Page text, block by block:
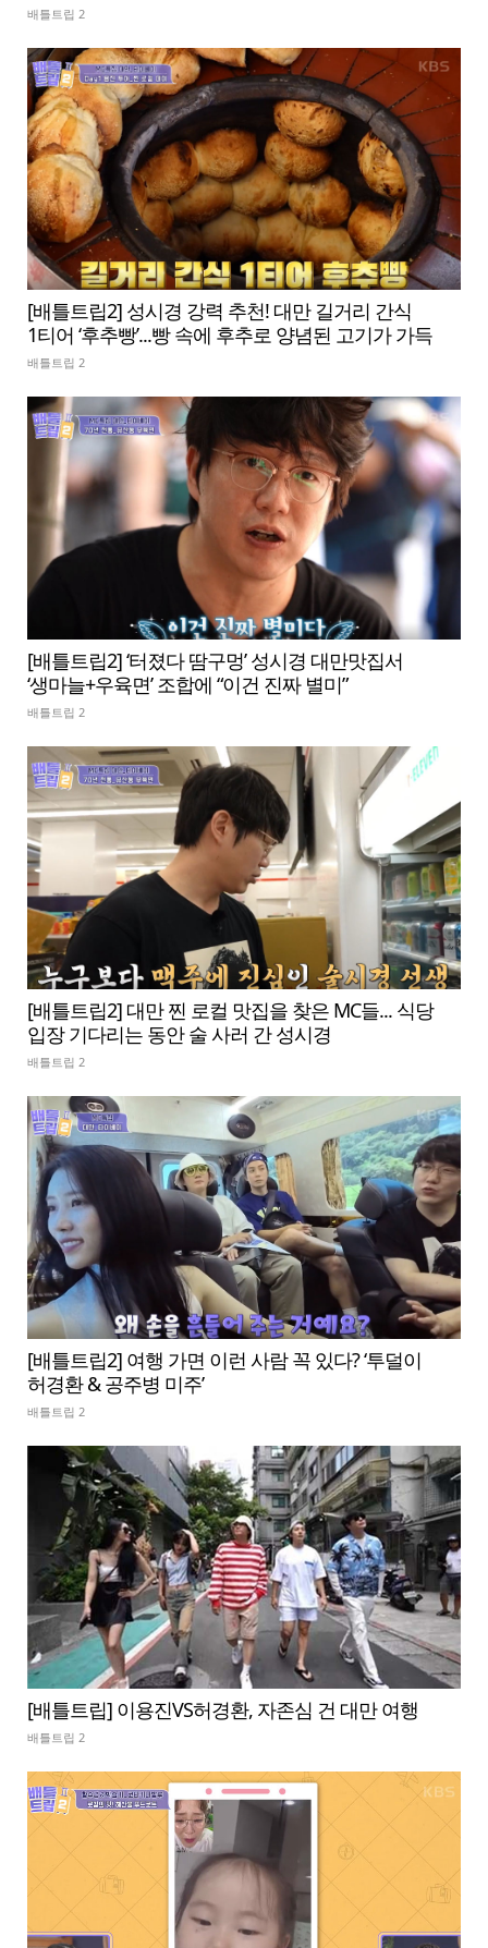
배틀트립 2
[배틀트립2] 성시경 강력 추천! 대만 길거리 간식
1티어 ‘후추빵’...빵 속에 후추로 양념된 고기가 가득
배틀트립 2
[배틀트립2] ‘터졌다 땀구멍’ 성시경 대만맛집서
‘생마늘+우육면’ 조합에 “이건 진짜 별미”
배틀트립 2
[배틀트립2] 대만 찐 로컬 맛집을 찾은 MC들... 식당
입장 기다리는 동안 술 사러 간 성시경
배틀트립 2
[배틀트립2] 여행 가면 이런 사람 꼭 있다? ‘투덜이
허경환 & 공주병 미주’
배틀트립 2
[배틀트립] 이용진VS허경환, 자존심 건 대만 여행
배틀트립 2